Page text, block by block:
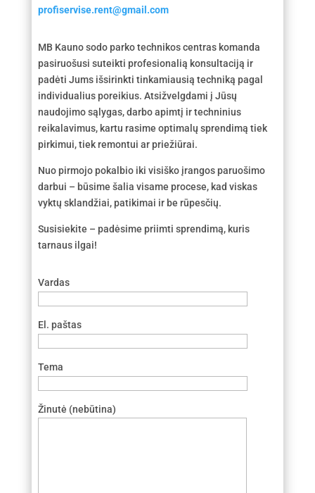
profiservise.rent@gmail.com
MB Kauno sodo parko technikos centras komanda
pasiruošusi suteikti profesionalią konsultaciją ir
padėti Jums išsirinkti tinkamiausią techniką pagal
individualius poreikius. Atsižvelgdami į Jūsų
naudojimo sąlygas, darbo apimtį ir techninius
reikalavimus, kartu rasime optimalų sprendimą tiek
pirkimui, tiek remontui ar priežiūrai.
Nuo pirmojo pokalbio iki visiško įrangos paruošimo
darbui – būsime šalia visame procese, kad viskas
vyktų sklandžiai, patikimai ir be rūpesčių.
Susisiekite – padėsime priimti sprendimą, kuris
tarnaus ilgai!
Vardas
El. paštas
Tema
Žinutė (nebūtina)